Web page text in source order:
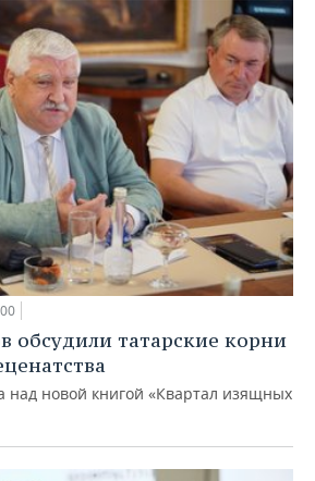
обсудили татарские корни
над новой книгой «Квартал изящных